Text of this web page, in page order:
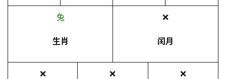
兔
生肖
❌
闰月
❌ ❌ ❌